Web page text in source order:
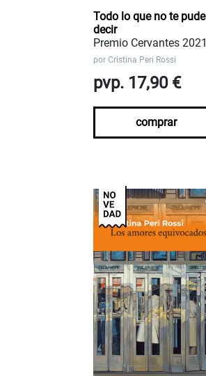
Todo lo que no te pude
decir
Premio Cervantes 2021
por Cristina Peri Rossi
pvp. 17,90 €
comprar